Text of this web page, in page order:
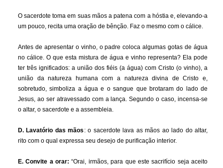
O sacerdote toma em suas mãos a patena com a hóstia e, elevando-a
um pouco, recita uma oração de bênção. Faz o mesmo com o cálice.
Antes de apresentar o vinho, o padre coloca algumas gotas de água
no cálice. O que esta mistura de água e vinho representa? Ela pode
ter três ignificados: a união dos fiéis (a água) com Cristo (o vinho), a
união da natureza humana com a natureza divina de Cristo e,
sobretudo, simboliza a água e o sangue que brotaram do lado de
Jesus, ao ser atravessado com a lança. Segundo o caso, incensa-se
o altar, o sacerdote e a assembleia.
D. Lavatório das mãos : o sacerdote lava as mãos ao lado do altar,
rito com o qual expressa seu desejo de purificação interior.
E. Convite a orar: “Orai, irmãos, para que este sacrifício seja aceito